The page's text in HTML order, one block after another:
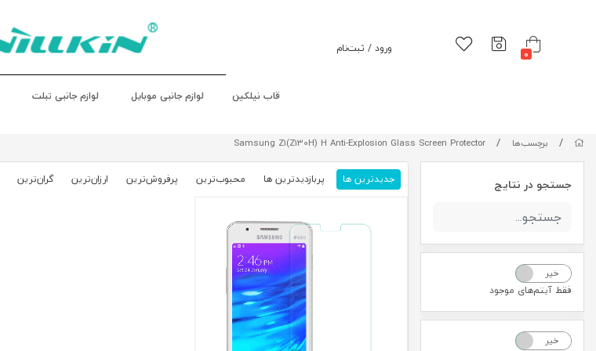
0 ورود / ثبت‌نام
قاب نیلکین لوازم جانبی موبایل لوازم جانبی تبلت
/ برچسب‌ها /
Samsung Z1(Z130H) H Anti-Explosion Glass Screen Protector
جستجو در نتایج
خیر
فقط آیتم‌های موجود
خیر
جدیدترین ها پربازدیدترین ها محبوب‌‌ترین پرفروش‌ترین ارزان‌ترین گران‌ترین